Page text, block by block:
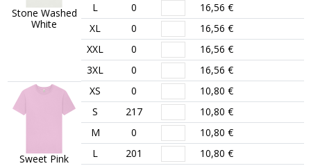
Stone Washed
White
L
0
16,56 €
XL
0
16,56 €
XXL
0
16,56 €
3XL
0 16,56 €
Sweet Pink
XS 0
10,80 €
S
217
10,80 €
M
0
10,80 €
L
201
10,80 €